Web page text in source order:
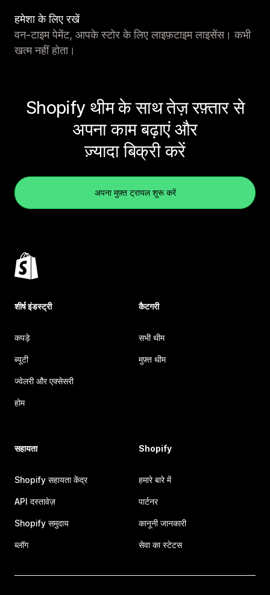
हमेशा के लिए रखें
वन-टाइम पेमेंट, आपके स्टोर के लिए लाइफ़टाइम लाइसेंस। कभी
खत्म नहीं होता।
Shopify थीम के साथ तेज़ रफ़्तार से
अपना काम बढ़ाएं और
ज़्यादा बिक्री करें
अपना मुफ़्त ट्रायल शुरू करें
शीर्ष इंडस्ट्री
कपड़े
ब्यूटी
ज्वेलरी और एक्सेसरी
होम
कैटगरी
सभी थीम
मुफ़्त थीम
सहायता
Shopify सहायता केंद्र
API दस्तावेज़
Shopify समुदाय
ब्लॉग
Shopify
हमारे बारे में
पार्टनर
कानूनी जानकारी
सेवा का स्टेटस